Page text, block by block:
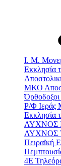
Ι. Μ.
Εκκλησία
ΜΚΟ
Ρ/Φ Ιεράς
Εκκλησία
ΛΥΧΝΟΣ
ΛΥΧΝΟΣ
Πειραϊκή
4Ε